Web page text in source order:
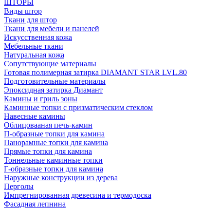
ШТОРЫ
Виды штор
Ткани для штор
Ткани для мебели и панелей
Искусственная кожа
Мебельные ткани
Натуральная кожа
Сопутствующие материалы
Готовая полимерная затирка DIAMANT STAR LVL.80
Подготовительные материалы
Эпоксидная затирка Диамант
Камины и гриль зоны
Каминные топки с призматическим стеклом
Навесные камины
Облицовааная печь-камин
П-образные топки для камина
Панорамные топки для камина
Прямые топки для камина
Тоннельные каминные топки
Г-образные топки для камина
Наружные конструкции из дерева
Перголы
Импрегнированная древесина и термодоска
Фасадная лепнина